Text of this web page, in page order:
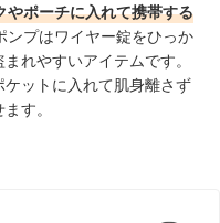
やポーチに入れて携帯する
ンプはワイヤー錠をひっか
れやすいアイテムです。
ットに入れて肌身離さず
す。